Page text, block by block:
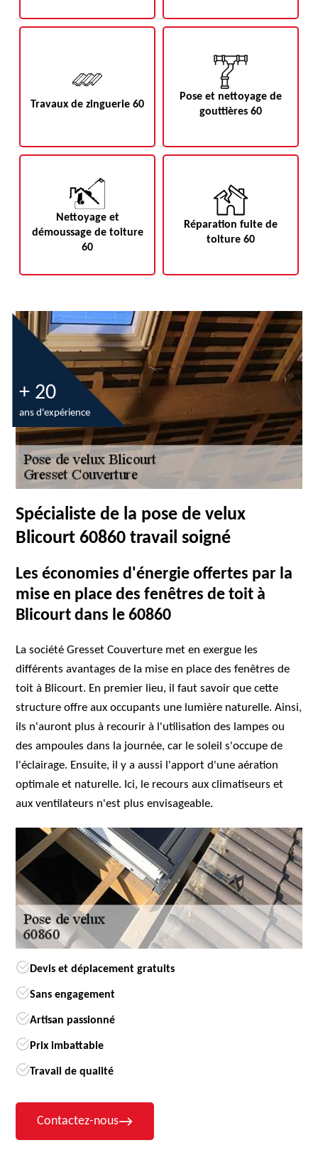
Travaux de zinguerie 60
Pose et nettoyage de
gouttières 60
Nettoyage et
démoussage de toiture
60
Réparation fuite de
toiture 60
+ 20
ans d'expérience
Spécialiste de la pose de velux
Blicourt 60860 travail soigné
Les économies d'énergie offertes par la
mise en place des fenêtres de toit à
Blicourt dans le 60860
La société Gresset Couverture met en exergue les
différents avantages de la mise en place des fenêtres de
toit à Blicourt. En premier lieu, il faut savoir que cette
structure offre aux occupants une lumière naturelle. Ainsi,
ils n'auront plus à recourir à l'utilisation des lampes ou
des ampoules dans la journée, car le soleil s'occupe de
l'éclairage. Ensuite, il y a aussi l'apport d'une aération
optimale et naturelle. Ici, le recours aux climatiseurs et
aux ventilateurs n'est plus envisageable.
Devis et déplacement gratuits
Sans engagement
Artisan passionné
Prix imbattable
Travail de qualité
Contactez-nous